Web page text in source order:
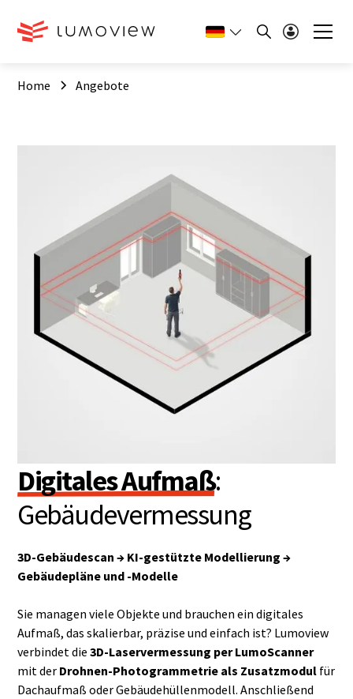
Home Angebote
Digitales Aufmaß:
Gebäudevermessung
3D-Gebäudescan → KI-gestützte Modellierung →
Gebäudepläne und -Modelle
Sie managen viele Objekte und brauchen ein digitales
Aufmaß, das skalierbar, präzise und einfach ist? Lumoview
verbindet die3D-Laservermessung per LumoScanner
mit der Drohnen-Photogrammetrie als Zusatzmodul für
Dachaufmaß oder Gebäudehüllenmodell. Anschließend